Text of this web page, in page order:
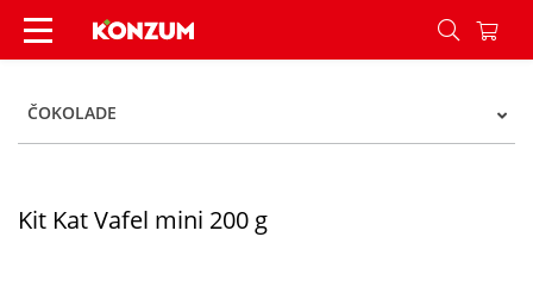
Kit Kat Vafel mini 200 g - Konzum
ČOKOLADE
Kit Kat Vafel mini 200 g